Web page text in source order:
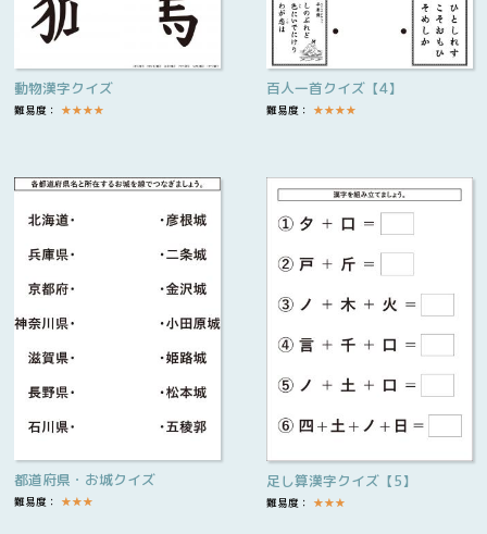
動物漢字クイズ
難易度： ★★★★
百人一首クイズ【4】
難易度： ★★★★
都道府県・お城クイズ
難易度： ★★★
足し算漢字クイズ【5】
難易度： ★★★